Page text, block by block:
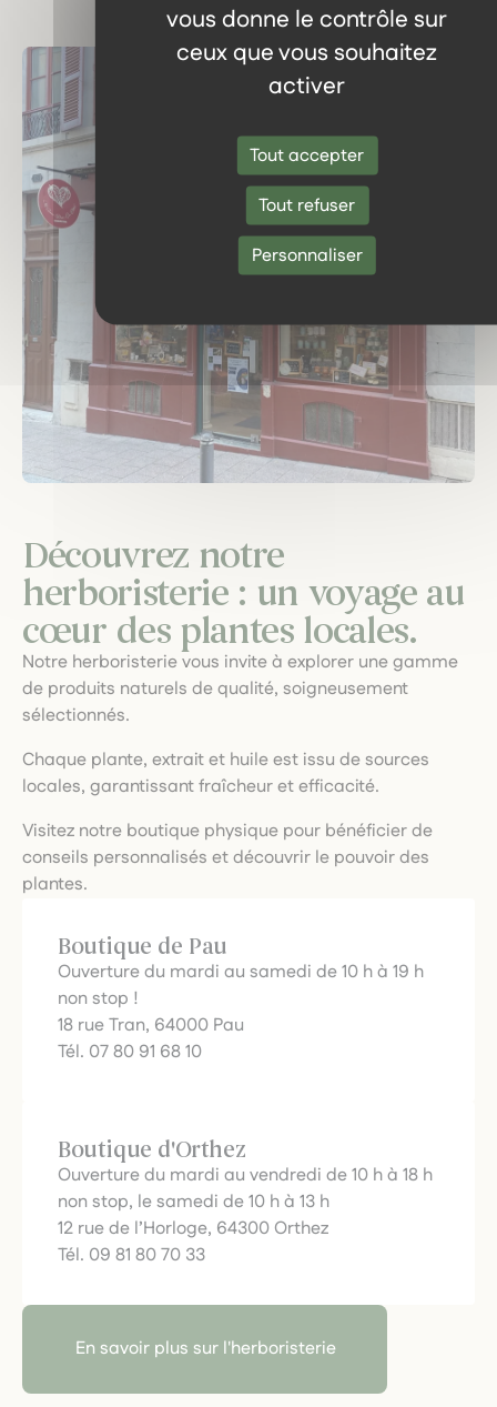
vous donne le contrôle sur
ceux que vous souhaitez
activer
Tout accepter
Tout refuser
Personnaliser
Découvrez notre
herboristerie : un voyage au
cœur des plantes locales.
Notre herboristerie vous invite à explorer une gamme
de produits naturels de qualité, soigneusement
sélectionnés.
Chaque plante, extrait et huile est issu de sources
locales, garantissant fraîcheur et efficacité.
Visitez notre boutique physique pour bénéficier de
conseils personnalisés et découvrir le pouvoir des
plantes.
Boutique de Pau
Ouverture du mardi au samedi de 10 h à 19 h
non stop !
18 rue Tran, 64000 Pau
Tél. 07 80 91 68 10
Boutique d'Orthez
Ouverture du mardi au vendredi de 10 h à 18 h
non stop, le samedi de 10 h à 13 h
12 rue de l’Horloge, 64300 Orthez
Tél. 09 81 80 70 33
En savoir plus sur l'herboristerie